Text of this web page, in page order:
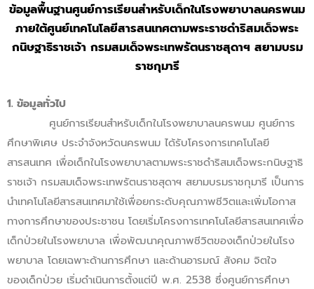
ข้อมูลพื้นฐานศูนย์การเรียนสำหรับเด็กในโรงพยาบาลนครพนม
ภายใต้ศูนย์เทคโนโลยีสารสนเทศตามพระราชดำริสมเด็จพระ
กนิษฐาธิราชเจ้า กรมสมเด็จพระเทพรัตนราชสุดาฯ สยามบรม
ราชกุมารี
1. ข้อมูลทั่วไป
ศูนย์การเรียนสำหรับเด็กในโรงพยาบาลนครพนม ศูนย์การ
ศึกษาพิเศษ ประจำจังหวัดนครพนม ได้รับโครงการเทคโนโลยี
สารสนเทศ เพื่อเด็กในโรงพยาบาลตามพระราชดำริสมเด็จพระกนิษฐาธิ
ราชเจ้า กรมสมเด็จพระเทพรัตนราชสุดาฯ สยามบรมราชกุมารี เป็นการ
นำเทคโนโลยีสารสนเทศมาใช้เพื่อยกระดับคุณภาพชีวิตและเพิ่มโอกาส
ทางการศึกษาของประชาชน โดยเริ่มโครงการเทคโนโลยีสารสนเทศเพื่อ
เด็กป่วยในโรงพยาบาล เพื่อพัฒนาคุณภาพชีวิตของเด็กป่วยในโรง
พยาบาล โดยเฉพาะด้านการศึกษา และด้านอารมณ์ สังคม จิตใจ
ของเด็กป่วย เริ่มดำเนินการตั้งแต่ปี พ.ศ. 2538 ซึ่งศูนย์การศึกษา